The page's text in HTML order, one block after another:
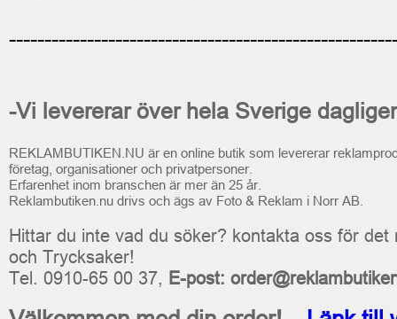
-Vi levererar över hela Sverige
REKLAMBUTIKEN.NU är en online butik som levererar
företag, organisationer och privatpersoner.
Erfarenhet inom branschen är mer än 25 år.
Reklambutiken.nu drivs och ägs av Foto & Reklam i Norr AB.
Hittar du inte vad du söker? kontakta oss för det
och Trycksaker!
Tel. 0910-65 00 37, E-post: